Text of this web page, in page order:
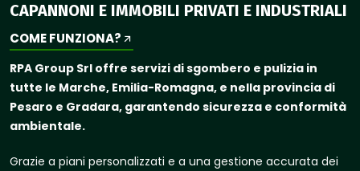
CAPANNONI E IMMOBILI PRIVATI E INDUSTRIALI
COME FUNZIONA?
RPA Group Srl offre servizi di sgombero e pulizia in
tutte le Marche, Emilia-Romagna, e nella provincia di
Pesaro e Gradara, garantendo sicurezza e conformità
ambientale.
Grazie a piani personalizzati e a una gestione accurata dei